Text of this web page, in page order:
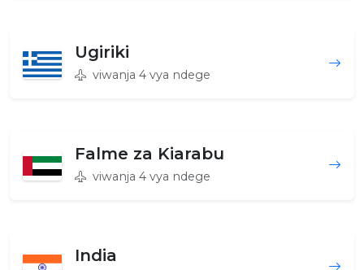
Ugiriki
viwanja 4 vya ndege
Falme za Kiarabu
viwanja 4 vya ndege
India